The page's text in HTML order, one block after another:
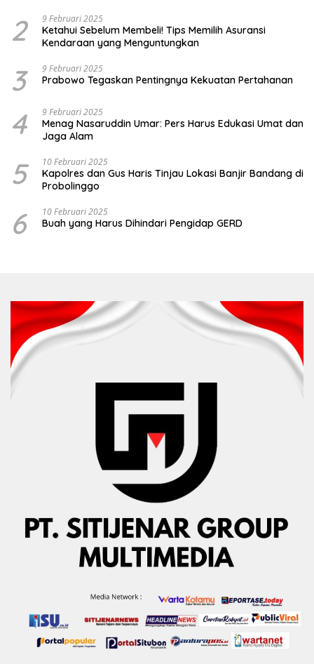
2 9 Februari 2025
Ketahui Sebelum Membeli! Tips Memilih Asuransi
Kendaraan yang Menguntungkan
3 9 Februari 2025
Prabowo Tegaskan Pentingnya Kekuatan Pertahanan
4 9 Februari 2025
Menag Nasaruddin Umar: Pers Harus Edukasi Umat dan
Jaga Alam
5 10 Februari 2025
Kapolres dan Gus Haris Tinjau Lokasi Banjir Bandang di
Probolinggo
6 10 Februari 2025
Buah yang Harus Dihindari Pengidap GERD